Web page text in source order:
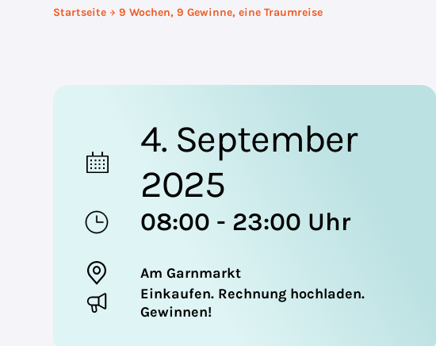
Startseite 9 Wochen, 9 Gewinne, eine Traumreise
4. September
2025
08:00 - 23:00 Uhr
Am Garnmarkt
Einkaufen. Rechnung hochladen.
Gewinnen!